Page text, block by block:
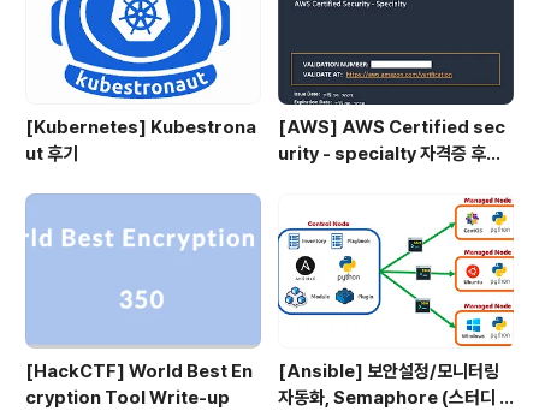
[Kubernetes] Kubestrona
ut 후기
[AWS] AWS Certified sec
urity - specialty 자격증 후기
[HackCTF] World Best En
cryption Tool Write-up
[Ansible] 보안설정/모니터링
자동화, Semaphore (스터디 4